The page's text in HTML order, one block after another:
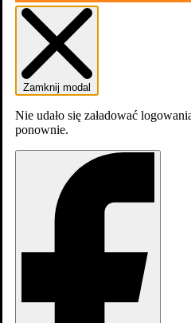
Zamknij modal
Nie udało się załadować
ponownie.